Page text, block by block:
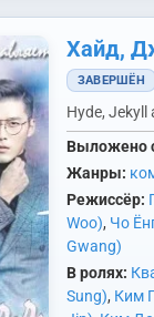
Won Sang),
Jong Hak)
Min),Чан
Jo),Чха
работает в
тоже
однажды с
Хайд,
ЗАВЕРШЁН
Hyde, Jekyll
Выложено
Жанры:
Режиссёр:
Woo), Чо
Gwang)
В ролях:
Sung), Ким